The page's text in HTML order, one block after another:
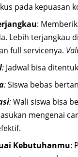
pada kepuasan
:
Lebih terjangkau
full servicenya.
: Jadwal bisa
:Siswa bebas
:Wali siswa bisa
mengenai
Kebutuhanmu: